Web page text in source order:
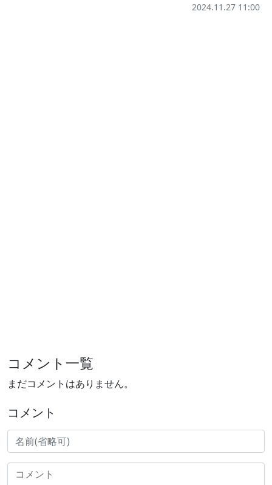
2024.11.27 11:00
コメント一覧
まだコメントはありません。
コメント